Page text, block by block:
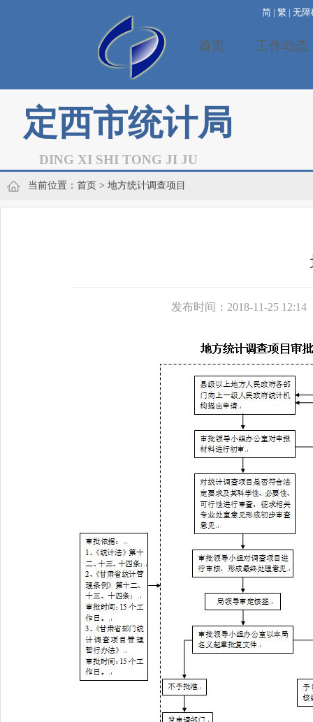
简 | 繁 | 无障
首页 工作动态
定西市统计局
DING XI SHI TONG JI JU
当前位置： 首页 > 地方统计调查项目
发布时间：2018-11-25 12:14